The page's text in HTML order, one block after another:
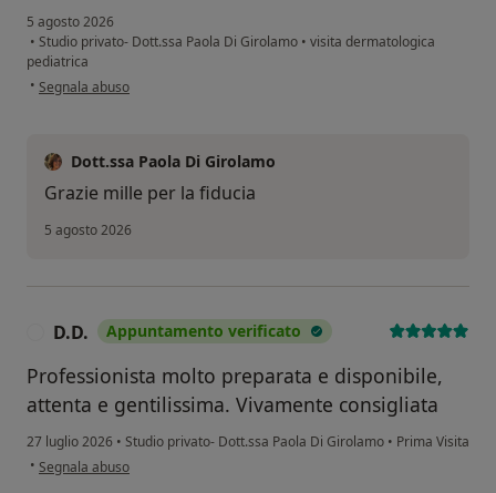
5 agosto 2026
• Studio privato- Dott.ssa Paola Di Girolamo • visita dermatologica
pediatrica
• secondo l'opinione dell'utente Isabella Terruso
Segnala abuso
Dott.ssa Paola Di Girolamo
Grazie mille per la fiducia
5 agosto 2026
D.D. Appuntamento verificato
Professionista molto preparata e disponibile,
attenta e gentilissima. Vivamente consigliata
27 luglio 2026 • Studio privato- Dott.ssa Paola Di Girolamo • Prima Visita
• secondo l'opinione dell'utente D.D.
Segnala abuso